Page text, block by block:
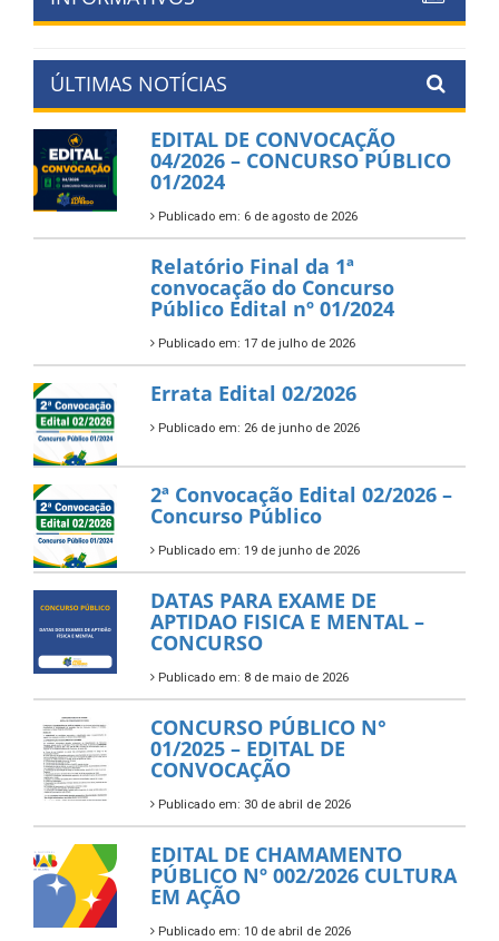
ÚLTIMAS NOTÍCIAS
EDITAL DE CONVOCAÇÃO
04/2026 – CONCURSO PÚBLICO
01/2024
Publicado em: 6 de agosto de 2026
Relatório Final da 1ª
convocação do Concurso
Público Edital nº 01/2024
Publicado em: 17 de julho de 2026
Errata Edital 02/2026
Publicado em: 26 de junho de 2026
2ª Convocação Edital 02/2026 –
Concurso Público
Publicado em: 19 de junho de 2026
DATAS PARA EXAME DE
APTIDAO FISICA E MENTAL –
CONCURSO
Publicado em: 8 de maio de 2026
CONCURSO PÚBLICO N°
01/2025 – EDITAL DE
CONVOCAÇÃO
Publicado em: 30 de abril de 2026
EDITAL DE CHAMAMENTO
PÚBLICO Nº 002/2026 CULTURA
EM AÇÃO
Publicado em: 10 de abril de 2026